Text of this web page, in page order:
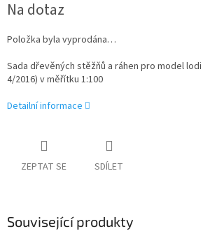
cena:
Na dotaz
Položka byla vyprodána…
Sada dřevěných stěžňů a ráhen pro model lodi
4/2016) v měřítku 1:100
Detailní informace
ZEPTAT SE SDÍLET
Související produkty